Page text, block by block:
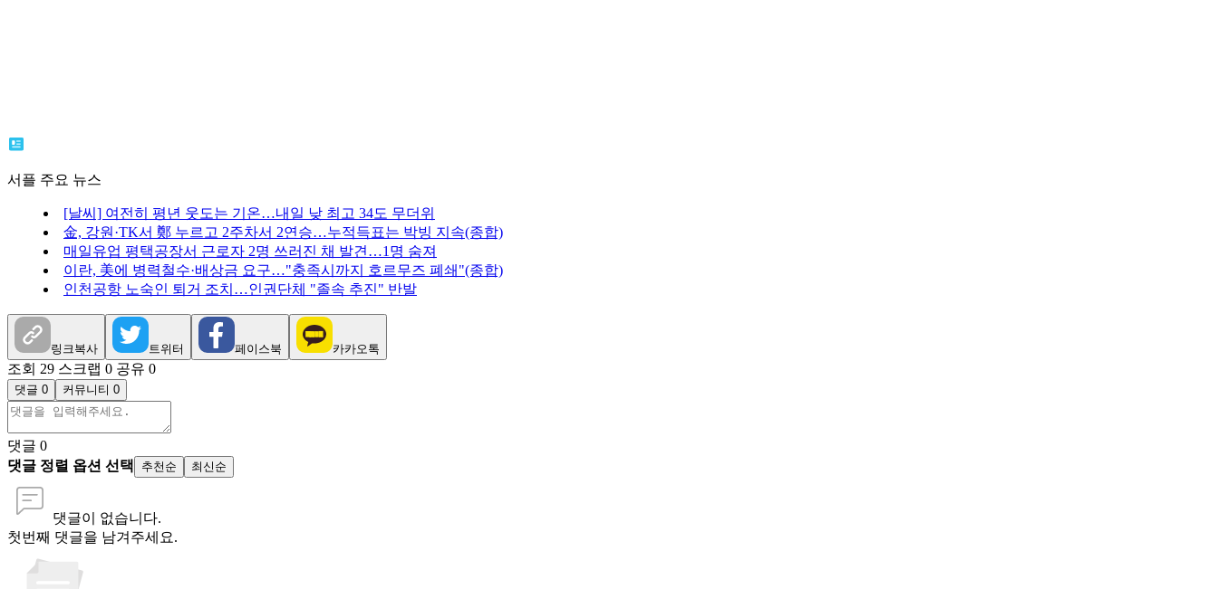
서플 주요 뉴스
[날씨] 여전히 평년 웃도는 기온…내일 낮 최고 34도 무더위
金, 강원·TK서 鄭 누르고 2주차서 2연승…누적득표는 박빙 지속(종합)
매일유업 평택공장서 근로자 2명 쓰러진 채 발견…1명 숨져
이란, 美에 병력철수·배상금 요구…"충족시까지 호르무즈 폐쇄"(종합)
인천공항 노숙인 퇴거 조치…인권단체 "졸속 추진" 반발
링크복사 트위터 페이스북 카카오톡
조회 29 스크랩 0 공유 0
댓글 0 커뮤니티 0
댓글 0
댓글 정렬 옵션 선택
추천순 최신순
댓글이 없습니다.
첫번째 댓글을 남겨주세요.